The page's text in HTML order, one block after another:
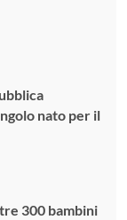
nato per il
300 bambini